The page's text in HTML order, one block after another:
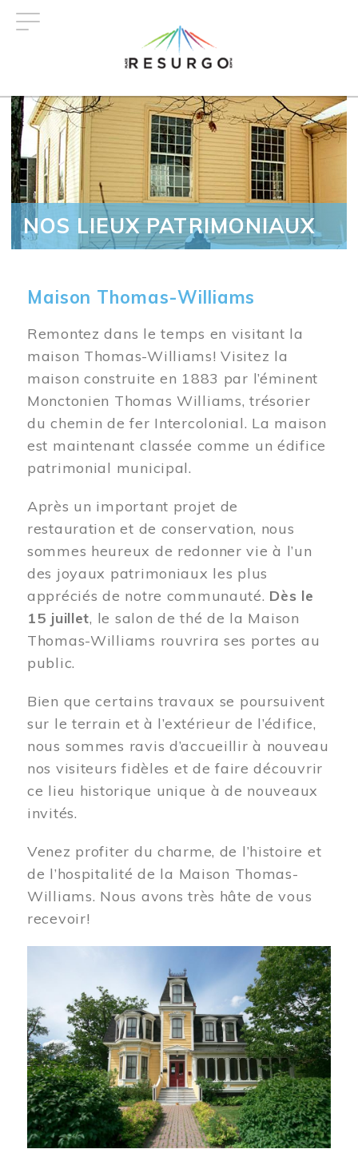
NOS LIEUX PATRIMONIAUX
Maison Thomas-Williams
Remontez dans le temps en visitant la
maison Thomas-Williams! Visitez la
maison construite en 1883 par l’éminent
Monctonien Thomas Williams, trésorier
du chemin de fer Intercolonial. La maison
est maintenant classée comme un édifice
patrimonial municipal.
Après un important projet de
restauration et de conservation, nous
sommes heureux de redonner vie à l’un
des joyaux patrimoniaux les plus
appréciés de notre communauté. Dès le
15 juillet, le salon de thé de la Maison
Thomas-Williams rouvrira ses portes au
public.
Bien que certains travaux se poursuivent
sur le terrain et à l’extérieur de l’édifice,
nous sommes ravis d’accueillir à nouveau
nos visiteurs fidèles et de faire découvrir
ce lieu historique unique à de nouveaux
invités.
Venez profiter du charme, de l’histoire et
de l’hospitalité de la Maison Thomas-
Williams. Nous avons très hâte de vous
recevoir!